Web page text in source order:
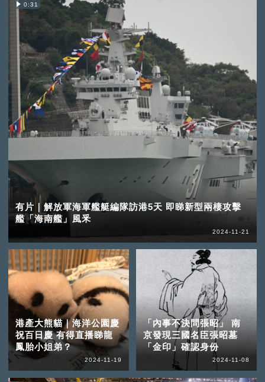
0:31
有片｜解放軍海軍艦艇編隊訪港5天 即睇新型兩棲攻擊
艦「海南艦」風釆
2024-11-21
港產大熊貓｜海洋公園慶
祝百日慶 有得直播睇龍
鳳胎小姐弟？
2024-11-19
「內事不決問張昭」 南
京發現三國名臣張昭墓
「金印」確認身份
2024-11-08